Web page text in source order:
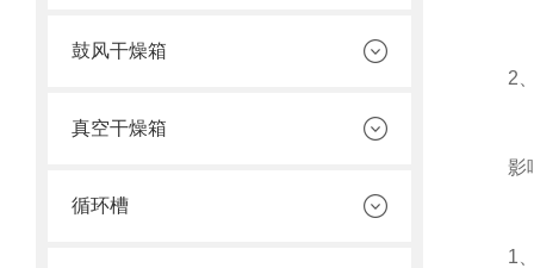
鼓风干燥箱
真空干燥箱
循环槽
2、恒
影响
1、